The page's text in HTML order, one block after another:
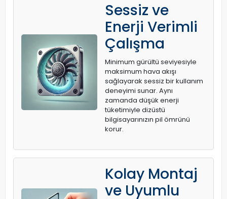
Sessiz ve
Enerji Verimli
Çalışma
Minimum gürültü seviyesiyle
maksimum hava akışı
sağlayarak sessiz bir kullanım
deneyimi sunar. Aynı
zamanda düşük enerji
tüketimiyle dizüstü
bilgisayarınızın pil ömrünü
korur.
Kolay Montaj
ve Uyumlu